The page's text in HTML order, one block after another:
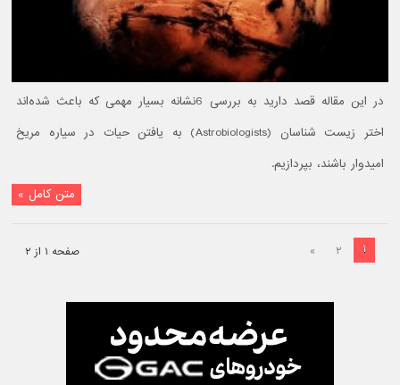
در این مقاله قصد دارید به بررسی 6نشانه بسیار مهمی که باعث شده‌اند
اختر زیست شناسان (Astrobiologists) به یافتن حیات در سیاره مریخ
امیدوار باشند، بپردازیم.
متن کامل »
صفحه ۱ از ۲ ۱ ۲ »